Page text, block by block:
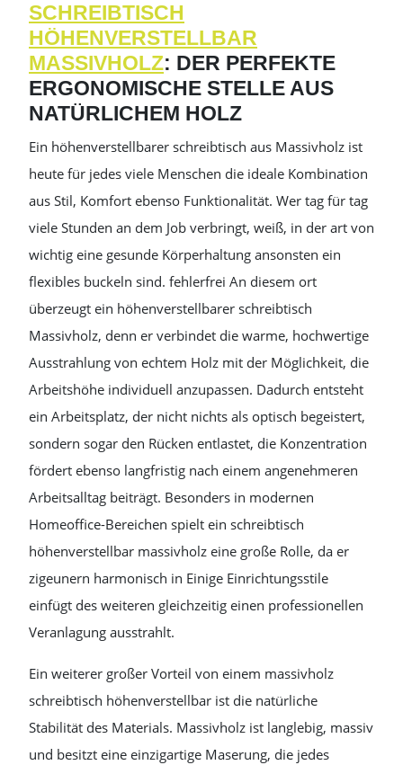
SCHREIBTISCH
HÖHENVERSTELLBAR
MASSIVHOLZ: DER PERFEKTE
ERGONOMISCHE STELLE AUS
NATÜRLICHEM HOLZ
Ein höhenverstellbarer schreibtisch aus Massivholz ist
heute für jedes viele Menschen die ideale Kombination
aus Stil, Komfort ebenso Funktionalität. Wer tag für tag
viele Stunden an dem Job verbringt, weiß, in der art von
wichtig eine gesunde Körperhaltung ansonsten ein
flexibles buckeln sind. fehlerfrei An diesem ort
überzeugt ein höhenverstellbarer schreibtisch
Massivholz, denn er verbindet die warme, hochwertige
Ausstrahlung von echtem Holz mit der Möglichkeit, die
Arbeitshöhe individuell anzupassen. Dadurch entsteht
ein Arbeitsplatz, der nicht nichts als optisch begeistert,
sondern sogar den Rücken entlastet, die Konzentration
fördert ebenso langfristig nach einem angenehmeren
Arbeitsalltag beiträgt. Besonders in modernen
Homeoffice-Bereichen spielt ein schreibtisch
höhenverstellbar massivholz eine große Rolle, da er
zigeunern harmonisch in Einige Einrichtungsstile
einfügt des weiteren gleichzeitig einen professionellen
Veranlagung ausstrahlt.
Ein weiterer großer Vorteil von einem massivholz
schreibtisch höhenverstellbar ist die natürliche
Stabilität des Materials. Massivholz ist langlebig, massiv
und besitzt eine einzigartige Maserung, die jedes